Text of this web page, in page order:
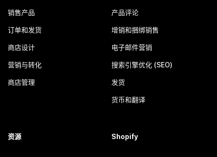
销售产品
订单和发货
商店设计
营销与转化
商店管理
产品评论
增销和捆绑销售
电子邮件营销
搜索引擎优化 (SEO)
发货
货币和翻译
资源 Shopify